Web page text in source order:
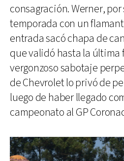
consagración. Werner,
temporada con un
entrada sacó chapa de
que validó hasta la última
vergonzoso sabotaje
de Chevrolet lo privó de
luego de haber llegado
campeonato al GP